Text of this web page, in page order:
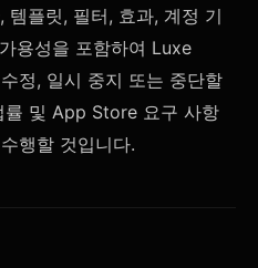
템플릿, 필터, 효과, 계정 기
용성을 포함하여 Luxe
정, 일시 중지 또는 중단할
률 및 App Store 요구 사항
행할 것입니다.